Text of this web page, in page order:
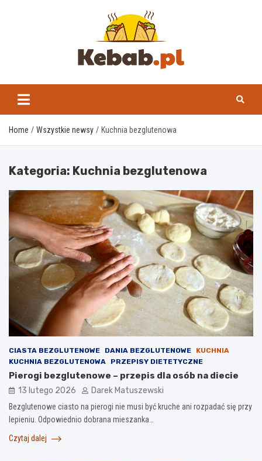
kebab.pl
Home Wszystkie newsy Kuchnia bezglutenowa
Kategoria: Kuchnia bezglutenowa
CIASTA BEZGLUTENOWE DANIA BEZGLUTENOWE
KUCHNIA
KUCHNIA BEZGLUTENOWA
PRZEPISY DIETETYCZNE
Pierogi bezglutenowe – przepis dla osób na diecie
13 lutego 2026 Darek Matuszewski
Bezglutenowe ciasto na pierogi nie musi być kruche ani rozpadać się przy
lepieniu. Odpowiednio dobrana mieszanka…
Czytaj dalej